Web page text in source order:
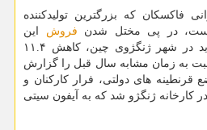
فاکسکان که بزرگترین تولیدکننده
در پی مختل شدن فروش این
شرکت به سبب شیوع کووید در شهر ژنگژوی چین، کاهش ۱۱.۴
به زمان مشابه سال قبل را گزارش
های دولتی، فرار کارکنان و
کارخانه ژنگژو شد که به آیفون سیتی